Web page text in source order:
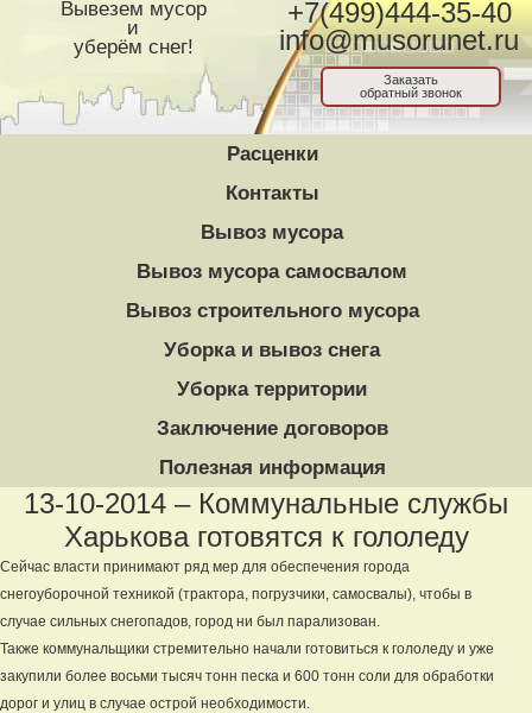
Вывезем мусор
и
уберём снег!
+7(499)444-35-40
info@musorunet.ru
Заказать
обратный звонок
Расценки
Контакты
Вывоз мусора
Вывоз мусора самосвалом
Вывоз строительного мусора
Уборка и вывоз снега
Уборка территории
Заключение договоров
Полезная информация
13-10-2014 – Коммунальные службы
Харькова готовятся к гололеду
Сейчас власти принимают ряд мер для обеспечения города
снегоуборочной техникой (трактора, погрузчики, самосвалы), чтобы в
случае сильных снегопадов, город ни был парализован.
Также коммунальщики стремительно начали готовиться к гололеду и уже
закупили более восьми тысяч тонн песка и 600 тонн соли для обработки
дорог и улиц в случае острой необходимости.